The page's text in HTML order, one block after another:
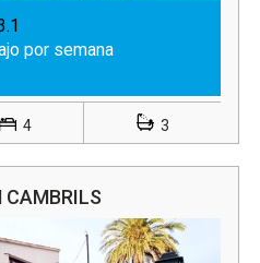
por semana
4 3
CAMBRILS